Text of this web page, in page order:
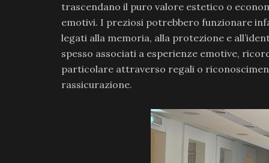
trascendano il puro valore estetico o
emotivi. I preziosi potrebbero funzionare
legati alla memoria, alla protezione e
spesso associati a esperienze emotive,
particolare attraverso regali o
rassicurazione.